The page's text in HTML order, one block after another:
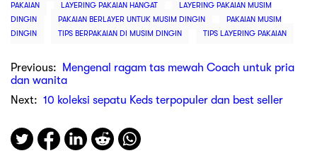
PAKAIAN
LAYERING PAKAIAN HANGAT
LAYERING PAKAIAN MUSIM
DINGIN
PAKAIAN BERLAYER UNTUK MUSIM DINGIN
PAKAIAN MUSIM
DINGIN
TIPS BERPAKAIAN DI MUSIM DINGIN TIPS LAYERING PAKAIAN
Previous:
Mengenal ragam tas mewah Coach untuk pria
dan wanita
Next: 10 koleksi sepatu Keds terpopuler dan best seller